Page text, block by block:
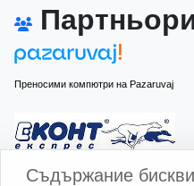
Преносими компютри на Pazaruvaj
Изчисли доставката с Еконт
Съдържание